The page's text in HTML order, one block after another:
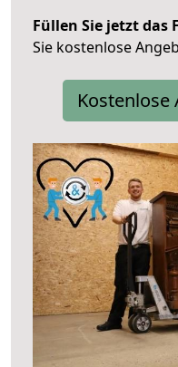
Füllen Sie jetzt das
Sie kostenlose
Kostenlose